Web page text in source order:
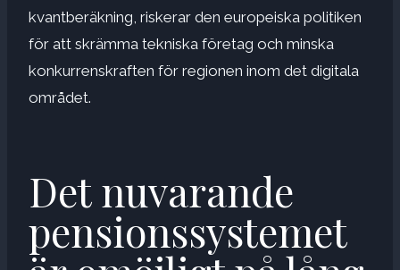
kvantberäkning, riskerar den europeiska politiken
för att skrämma tekniska företag och minska
konkurrenskraften för regionen inom det digitala
området.
Det nuvarande
pensionssystemet